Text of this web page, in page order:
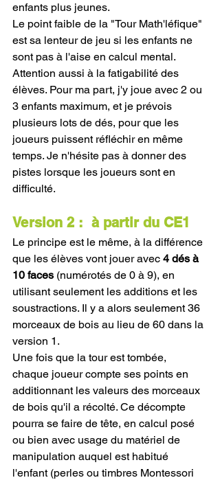
enfants plus jeunes.
Le point faible de la "Tour Math'léfique"
est sa lenteur de jeu si les enfants ne
sont pas à l'aise en calcul mental.
Attention aussi à la fatigabilité des
élèves. Pour ma part, j'y joue avec 2 ou
3 enfants maximum, et je prévois
plusieurs lots de dés, pour que les
joueurs puissent réfléchir en même
temps. Je n'hésite pas à donner des
pistes lorsque les joueurs sont en
difficulté.
Version 2 :  à partir du CE1
Le principe est le même, à la différence
que les élèves vont jouer avec 4 dés à
10 faces (numérotés de 0 à 9), en
utilisant seulement les additions et les
soustractions. Il y a alors seulement 36
morceaux de bois au lieu de 60 dans la
version 1.
Une fois que la tour est tombée,
chaque joueur compte ses points en
additionnant les valeurs des morceaux
de bois qu'il a récolté. Ce décompte
pourra se faire de tête, en calcul posé
ou bien avec usage du matériel de
manipulation auquel est habitué
l'enfant (perles ou timbres Montessori